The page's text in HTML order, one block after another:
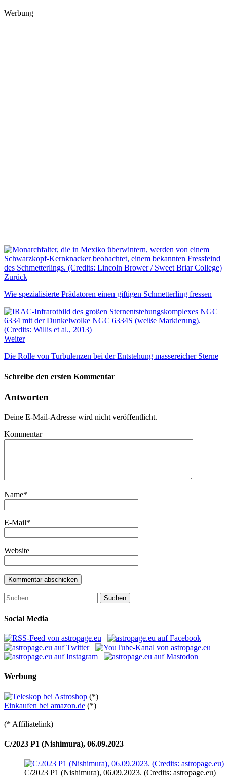
Werbung
Zurück
Wie spezialisierte Prädatoren einen giftigen Schmetterling fressen
Weiter
Die Rolle von Turbulenzen bei der Entstehung massereicher Sterne
Schreibe den ersten Kommentar
Antworten
Deine E-Mail-Adresse wird nicht veröffentlicht.
Kommentar
Name*
E-Mail*
Website
Suchen
nach:
Social Media
Werbung
(*)
Einkaufen bei amazon.de (*)
(* Affiliatelink)
C/2023 P1 (Nishimura), 06.09.2023
C/2023 P1 (Nishimura), 06.09.2023. (Credits: astropage.eu)